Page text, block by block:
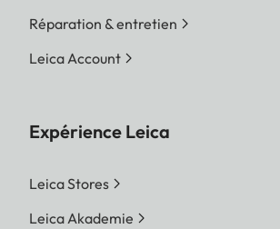
Réparation & entretien
Leica Account
Expérience Leica
Leica Stores
Leica Akademie